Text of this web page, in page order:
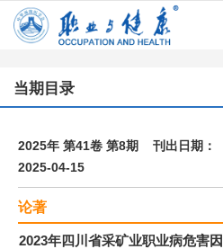
当期目录
2025年 第41卷 第8期 刊出日期：
2025-04-15
论著
2023年四川省采矿业职业病危害